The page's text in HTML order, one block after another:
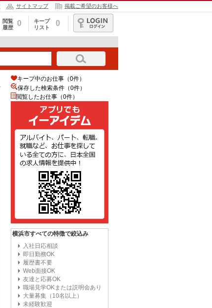
サイトマップ 掲載ご希望のお客様へ
閲覧
履歴
0
キープ
リスト
0
ログイン
キープ中のお仕事（0件）
保存した検索条件（0件）
閲覧したお仕事（0件）
横浜市すべての特徴で絞込み
入社日応相談
即日勤務OK
履歴書不要
Web面接OK
友達と応募OK
職場見学OKまたは説明会あり
大量募集（10名以上）
未経験歓迎